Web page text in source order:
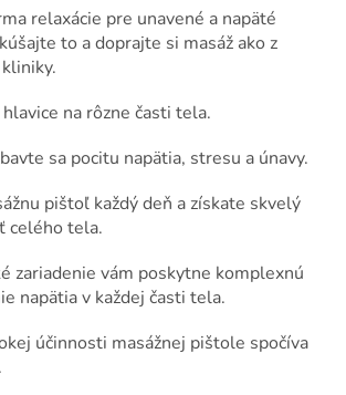
relaxácie pre unavené a napäté
to a doprajte si masáž ako z
na rôzne časti tela.
sa pocitu napätia, stresu a únavy.
pištoľ každý deň a získate skvelý
celého tela.
zariadenie vám poskytne komplexnú
napätia v každej časti tela.
účinnosti masážnej pištole spočíva